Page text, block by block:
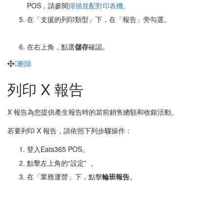
POS，請參閱掃描並配對印表機。
在「支援的列印類型」下，在「報告」旁勾選。
在右上角，點選儲存確認。
刪除
列印 X 報告
X 報告為您提供產生報告時的當前銷售總額和收銀活動。
若要列印 X 報告，請依照下列步驟操作：
登入Eats365 POS。
點擊左上角的“設定” 。
在「業務運營」下，點擊輪班報告。